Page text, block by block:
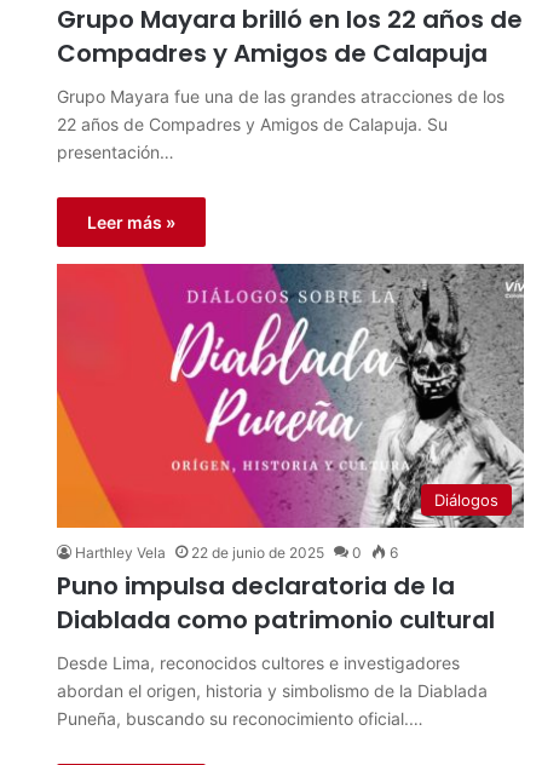
Grupo Mayara brilló en los 22 años de
Compadres y Amigos de Calapuja
Grupo Mayara fue una de las grandes atracciones de los
22 años de Compadres y Amigos de Calapuja. Su
presentación…
Leer más »
Diálogos
Harthley Vela 22 de junio de 2025 0 6
Puno impulsa declaratoria de la
Diablada como patrimonio cultural
Desde Lima, reconocidos cultores e investigadores
abordan el origen, historia y simbolismo de la Diablada
Puneña, buscando su reconocimiento oficial.…